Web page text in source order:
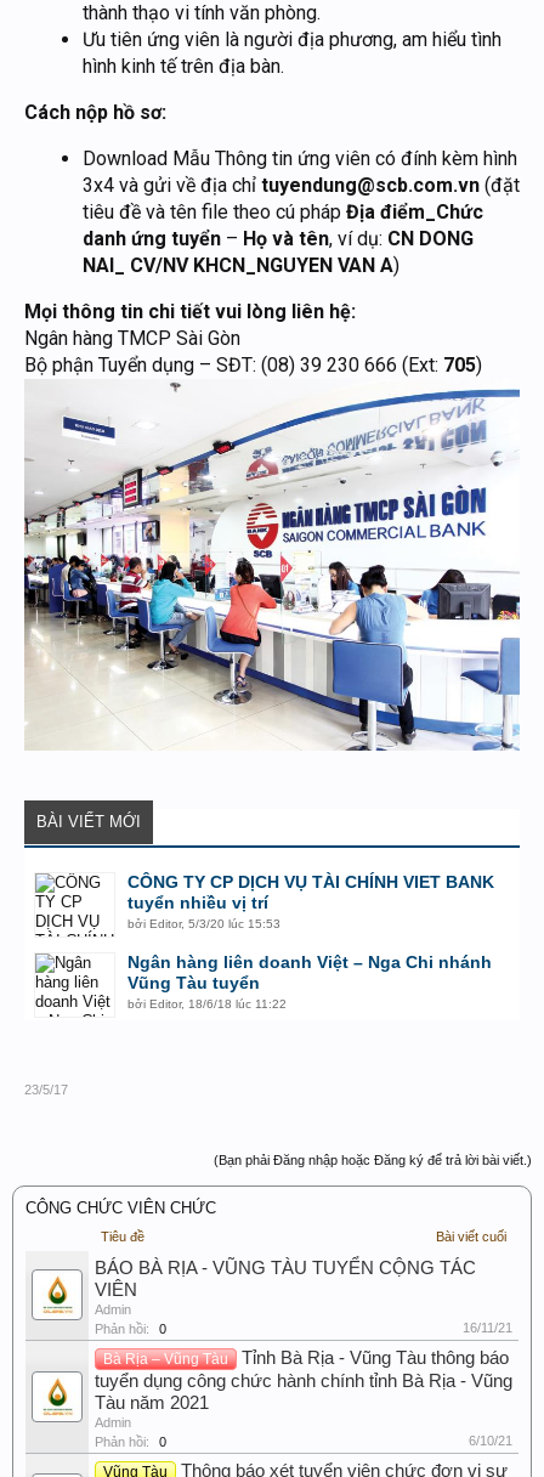
thành thạo vi tính văn phòng.
Ưu tiên ứng viên là người địa phương, am hiểu tình
hình kinh tế trên địa bàn.
Cách nộp hồ sơ:
Download Mẫu Thông tin ứng viên có đính kèm hình
3x4 và gửi về địa chỉ tuyendung@scb.com.vn (đặt
tiêu đề và tên file theo cú pháp Địa điểm_Chức
danh ứng tuyển – Họ và tên, ví dụ: CN DONG
NAI_ CV/NV KHCN_NGUYEN VAN A)
Mọi thông tin chi tiết vui lòng liên hệ:
Ngân hàng TMCP Sài Gòn
Bộ phận Tuyển dụng – SĐT: (08) 39 230 666 (Ext: 705)
BÀI VIẾT MỚI
CÔNG TY CP DỊCH VỤ TÀI CHÍNH VIET BANK
tuyển nhiều vị trí
bởi Editor,5/3/20 lúc 15:53
Ngân hàng liên doanh Việt – Nga Chi nhánh
Vũng Tàu tuyển
bởi Editor,18/6/18 lúc 11:22
23/5/17
(Bạn phải Đăng nhập hoặc Đăng ký để trả lời bài viết.)
CÔNG CHỨC VIÊN CHỨC
Tiêu đề Bài viết cuối
BÁO BÀ RỊA - VŨNG TÀU TUYỂN CỘNG TÁC
VIÊN
Admin
Phản hồi:
0 16/11/21
Bà Rịa – Vũng Tàu
Tỉnh Bà Rịa - Vũng Tàu thông báo
tuyển dụng công chức hành chính tỉnh Bà Rịa - Vũng
Tàu năm 2021
Admin
Phản hồi:
0 6/10/21
Vũng Tàu Thông báo xét tuyển viên chức đơn vị sự